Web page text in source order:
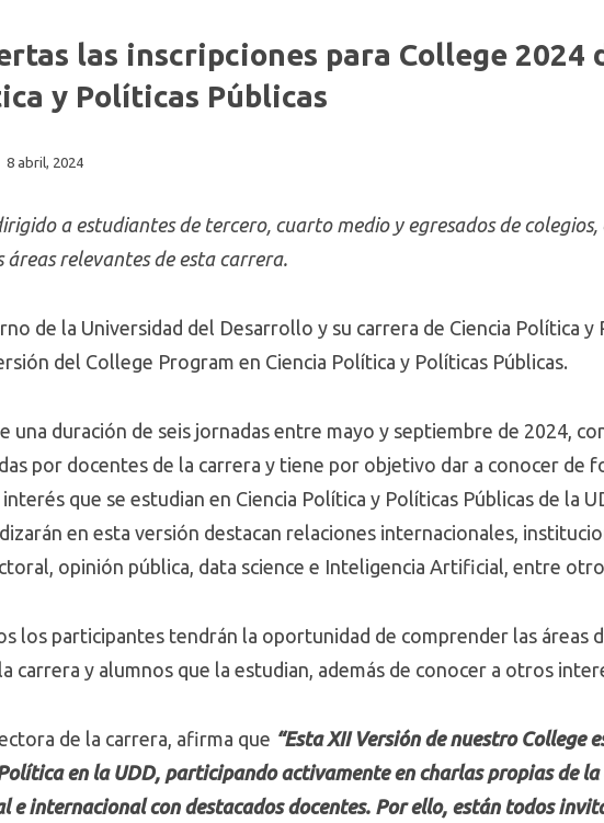
las inscripciones para College 2024
y Políticas Públicas
8 abril, 2024
a estudiantes de tercero, cuarto medio y egresados de
relevantes de esta carrera.
de la Universidad del Desarrollo y su carrera de Ciencia Política y
del College Program en Ciencia Política y Políticas Públicas.
una duración de seis jornadas entre mayo y septiembre de 2024,
por docentes de la carrera y tiene por objetivo dar a conocer de
que se estudian en Ciencia Política y Políticas Públicas de la
en esta versión destacan relaciones internacionales,
opinión pública, data science e Inteligencia Artificial, entre
los participantes tendrán la oportunidad de comprender las áreas
carrera y alumnos que la estudian, además de conocer a otros
de la carrera, afirma que “Esta XII Versión de nuestro College
en la UDD, participando activamente en charlas propias de
e internacional con destacados docentes. Por ello, están todos